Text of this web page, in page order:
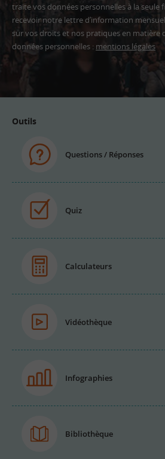
traite vos données personnelles à la
recevoir notre lettre d’information
sur vos droits et nos pratiques en matière
données personnelles : mentions légales
Adresse
Outils
Questions / Réponses
Quiz
Calculateurs
Vidéothèque
Infographies
Bibliothèque